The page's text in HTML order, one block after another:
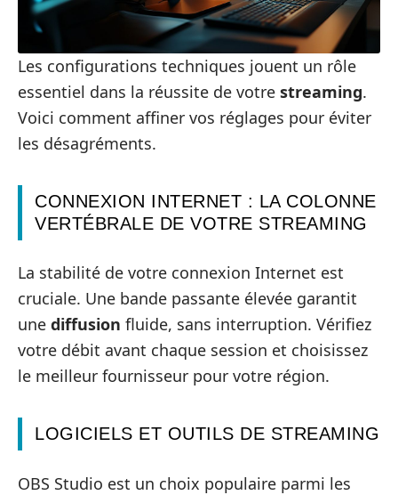
Les configurations techniques jouent un rôle
essentiel dans la réussite de votre streaming.
Voici comment affiner vos réglages pour éviter
les désagréments.
CONNEXION INTERNET : LA COLONNE
VERTÉBRALE DE VOTRE STREAMING
La stabilité de votre connexion Internet est
cruciale. Une bande passante élevée garantit
une diffusion fluide, sans interruption. Vérifiez
votre débit avant chaque session et choisissez
le meilleur fournisseur pour votre région.
LOGICIELS ET OUTILS DE STREAMING
OBS Studio est un choix populaire parmi les